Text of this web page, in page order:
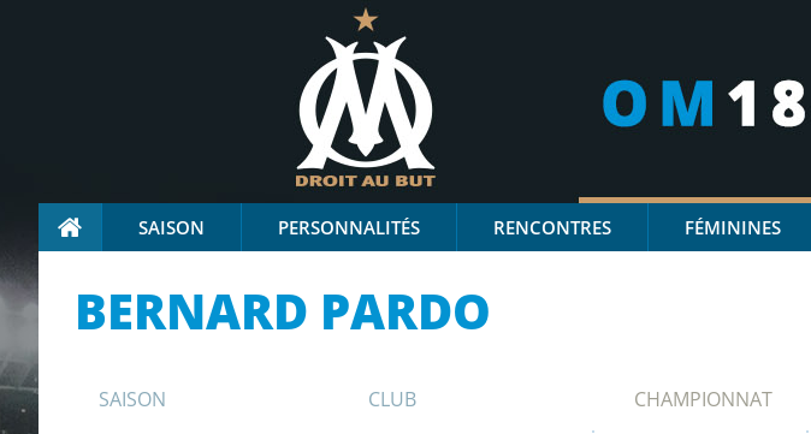
SAISON PERSONNALITÉS RENCONTRES FÉMININES
BERNARD PARDO
SAISON CLUB CHAMPIONNAT